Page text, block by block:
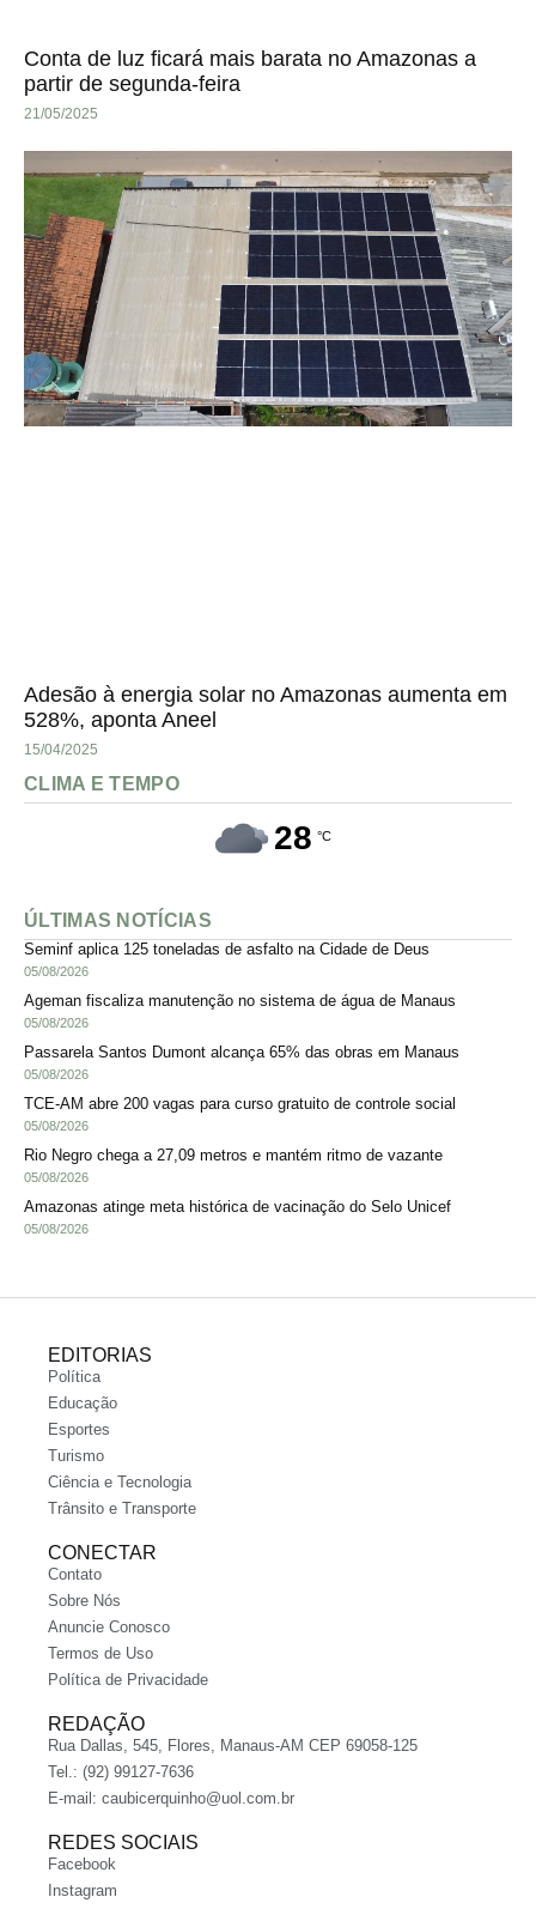
Conta de luz ficará mais barata no Amazonas a
partir de segunda-feira
21/05/2025
Adesão à energia solar no Amazonas aumenta em
528%, aponta Aneel
15/04/2025
CLIMA E TEMPO
28 °C
ÚLTIMAS NOTÍCIAS
Seminf aplica 125 toneladas de asfalto na Cidade de Deus
05/08/2026
Ageman fiscaliza manutenção no sistema de água de Manaus
05/08/2026
Passarela Santos Dumont alcança 65% das obras em Manaus
05/08/2026
TCE-AM abre 200 vagas para curso gratuito de controle social
05/08/2026
Rio Negro chega a 27,09 metros e mantém ritmo de vazante
05/08/2026
Amazonas atinge meta histórica de vacinação do Selo Unicef
05/08/2026
EDITORIAS
Política
Educação
Esportes
Turismo
Ciência e Tecnologia
Trânsito e Transporte
CONECTAR
Contato
Sobre Nós
Anuncie Conosco
Termos de Uso
Política de Privacidade
REDAÇÃO
Rua Dallas, 545, Flores, Manaus-AM CEP 69058-125
Tel.: (92) 99127-7636
E-mail: caubicerquinho@uol.com.br
REDES SOCIAIS
Facebook
Instagram